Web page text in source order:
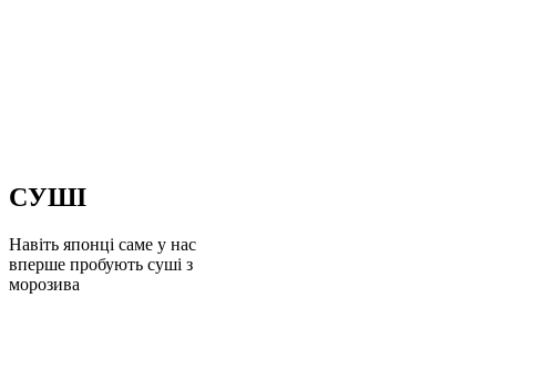
СУШІ
Навіть японці саме у нас
вперше пробують суші з
морозива